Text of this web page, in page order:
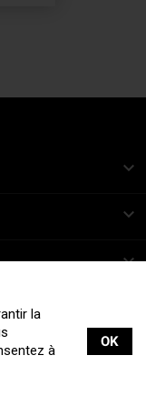
la
à
OK



|